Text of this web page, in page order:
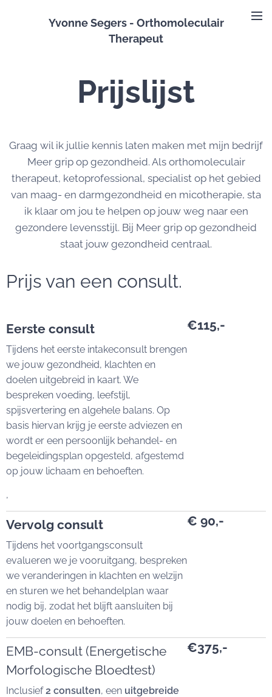
Yvonne Segers - Orthomoleculair
Therapeut
Prijslijst
Graag wil ik jullie kennis laten maken met mijn bedrijf
Meer grip op gezondheid. Als orthomoleculair
therapeut, ketoprofessional, specialist op het gebied
van maag- en darmgezondheid en micotherapie, sta
ik klaar om jou te helpen op jouw weg naar een
gezondere levensstijl. Bij Meer grip op gezondheid
staat jouw gezondheid centraal.
Prijs van een consult.
Eerste consult
Tijdens het eerste intakeconsult brengen
we jouw gezondheid, klachten en
doelen uitgebreid in kaart. We
bespreken voeding, leefstijl,
spijsvertering en algehele balans. Op
basis hiervan krijg je eerste adviezen en
wordt er een persoonlijk behandel- en
begeleidingsplan opgesteld, afgestemd
op jouw lichaam en behoeften.
,
€115,-
Vervolg consult
Tijdens het voortgangsconsult
evalueren we je vooruitgang, bespreken
we veranderingen in klachten en welzijn
en sturen we het behandelplan waar
nodig bij, zodat het blijft aansluiten bij
jouw doelen en behoeften.
€ 90,-
EMB-consult (Energetische
Morfologische Bloedtest)
Inclusief2 consulten, een uitgebreide
€375,-